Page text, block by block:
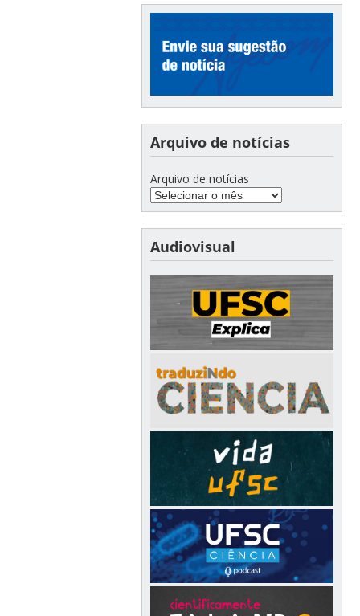
Arquivo de notícias
Arquivo de notícias
Audiovisual